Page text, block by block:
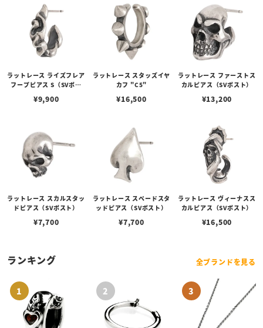
ラットレース ライズフレア
フープピアス S（SVポス
¥9,900
ラットレース スタッズイヤ
カフ "C5"
¥16,500
ラットレース ファーストス
カルピアス（SVポスト）
¥13,200
ラットレース スカルスタッ
ドピアス（SVポスト）
¥7,700
ラットレース スペードスタ
ッドピアス（SVポスト）
¥7,700
ラットレース ヴィーナスス
カルピアス（SVポスト）
¥16,500
ランキング 全ブランドを見る